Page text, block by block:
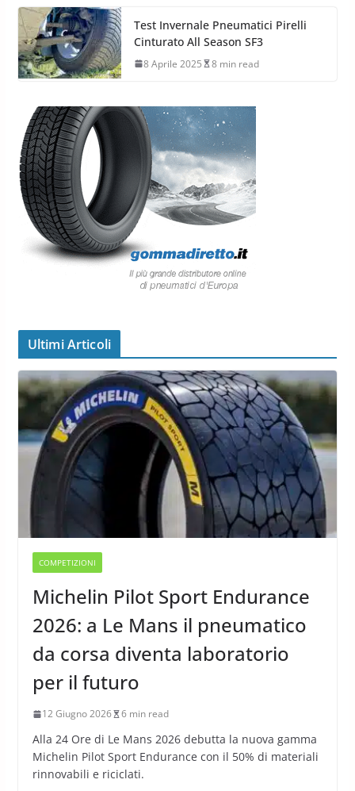
Test Invernale Pneumatici Pirelli
Cinturato All Season SF3
8 Aprile 2025 8 min read
Ultimi Articoli
COMPETIZIONI
Michelin Pilot Sport Endurance
2026: a Le Mans il pneumatico
da corsa diventa laboratorio
per il futuro
12 Giugno 2026 6 min read
Alla 24 Ore di Le Mans 2026 debutta la nuova gamma
Michelin Pilot Sport Endurance con il 50% di materiali
rinnovabili e riciclati.